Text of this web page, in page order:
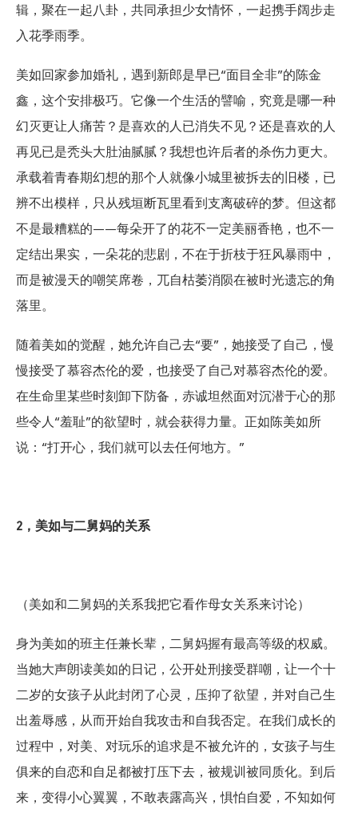
辑，聚在一起八卦，共同承担少女情怀，一起携手阔步走
入花季雨季。
美如回家参加婚礼，遇到新郎是早已“面目全非”的陈金
鑫，这个安排极巧。它像一个生活的譬喻，究竟是哪一种
幻灭更让人痛苦？是喜欢的人已消失不见？还是喜欢的人
再见已是秃头大肚油腻腻？我想也许后者的杀伤力更大。
承载着青春期幻想的那个人就像小城里被拆去的旧楼，已
辨不出模样，只从残垣断瓦里看到支离破碎的梦。但这都
不是最糟糕的——每朵开了的花不一定美丽香艳，也不一
定结出果实，一朵花的悲剧，不在于折枝于狂风暴雨中，
而是被漫天的嘲笑席卷，兀自枯萎消陨在被时光遗忘的角
落里。
随着美如的觉醒，她允许自己去“要”，她接受了自己，慢
慢接受了慕容杰伦的爱，也接受了自己对慕容杰伦的爱。
在生命里某些时刻卸下防备，赤诚坦然面对沉潜于心的那
些令人“羞耻”的欲望时，就会获得力量。正如陈美如所
说：“打开心，我们就可以去任何地方。”
2，美如与二舅妈的关系
（美如和二舅妈的关系我把它看作母女关系来讨论）
身为美如的班主任兼长辈，二舅妈握有最高等级的权威。
当她大声朗读美如的日记，公开处刑接受群嘲，让一个十
二岁的女孩子从此封闭了心灵，压抑了欲望，并对自己生
出羞辱感，从而开始自我攻击和自我否定。在我们成长的
过程中，对美、对玩乐的追求是不被允许的，女孩子与生
俱来的自恋和自足都被打压下去，被规训被同质化。到后
来，变得小心翼翼，不敢表露高兴，惧怕自爱，不知如何